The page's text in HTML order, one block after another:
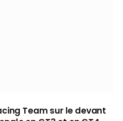
Team sur le devant